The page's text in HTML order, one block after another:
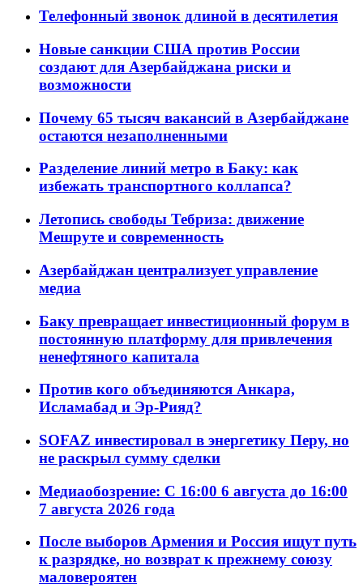
Телефонный звонок длиной в десятилетия
Новые санкции США против России
создают для Азербайджана риски и
возможности
Почему 65 тысяч вакансий в Азербайджане
остаются незаполненными
Разделение линий метро в Баку: как
избежать транспортного коллапса?
Летопись свободы Тебриза: движение
Мешруте и современность
Азербайджан централизует управление
медиа
Баку превращает инвестиционный форум в
постоянную платформу для привлечения
ненефтяного капитала
Против кого объединяются Анкара,
Исламабад и Эр-Рияд?
SOFAZ инвестировал в энергетику Перу, но
не раскрыл сумму сделки
Медиаобозрение: С 16:00 6 августа до 16:00
7 августа 2026 года
После выборов Армения и Россия ищут путь
к разрядке, но возврат к прежнему союзу
маловероятен